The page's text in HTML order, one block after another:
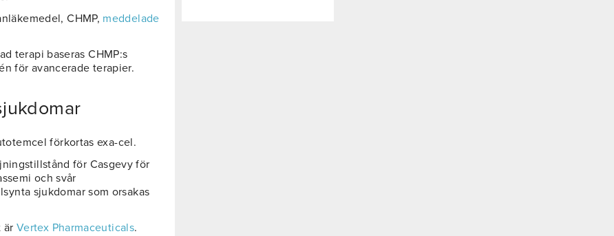
CHMP, meddelade
terapi baseras CHMP:s
för avancerade terapier.
förkortas exa-cel.
för Casgevy för
och svår
sjukdomar som orsakas
är Vertex Pharmaceuticals.